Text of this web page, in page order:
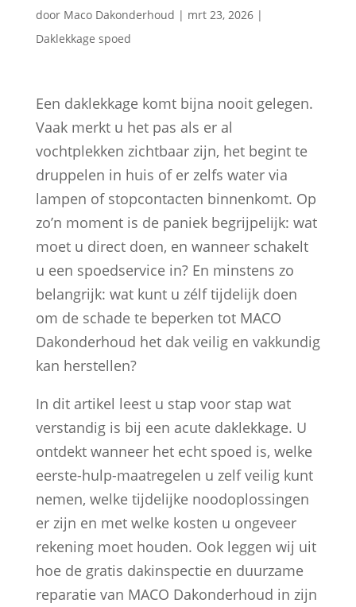
door Maco Dakonderhoud | mrt 23, 2026|
Daklekkage spoed
Een daklekkage komt bijna nooit gelegen.
Vaak merkt u het pas als er al
vochtplekken zichtbaar zijn, het begint te
druppelen in huis of er zelfs water via
lampen of stopcontacten binnenkomt. Op
zo’n moment is de paniek begrijpelijk: wat
moet u direct doen, en wanneer schakelt
u een spoedservice in? En minstens zo
belangrijk: wat kunt u zélf tijdelijk doen
om de schade te beperken tot MACO
Dakonderhoud het dak veilig en vakkundig
kan herstellen?
In dit artikel leest u stap voor stap wat
verstandig is bij een acute daklekkage. U
ontdekt wanneer het echt spoed is, welke
eerste-hulp-maatregelen u zelf veilig kunt
nemen, welke tijdelijke noodoplossingen
er zijn en met welke kosten u ongeveer
rekening moet houden. Ook leggen wij uit
hoe de gratis dakinspectie en duurzame
reparatie van MACO Dakonderhoud in zijn